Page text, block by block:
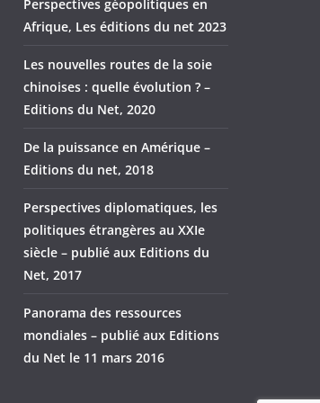
Perspectives géopolitiques en
Afrique, Les éditions du net 2023
Les nouvelles routes de la soie
chinoises : quelle évolution ? –
Editions du Net, 2020
De la puissance en Amérique –
Editions du net, 2018
Perspectives diplomatiques, les
politiques étrangères au XXIe
siècle – publié aux Editions du
Net, 2017
Panorama des ressources
mondiales – publié aux Editions
du Net le 11 mars 2016